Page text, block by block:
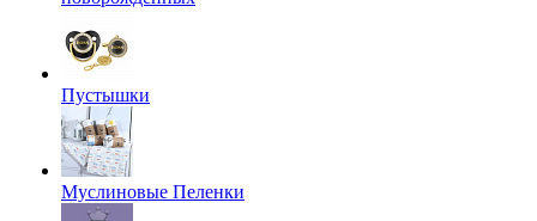
Пустышки
Муслиновые Пеленки